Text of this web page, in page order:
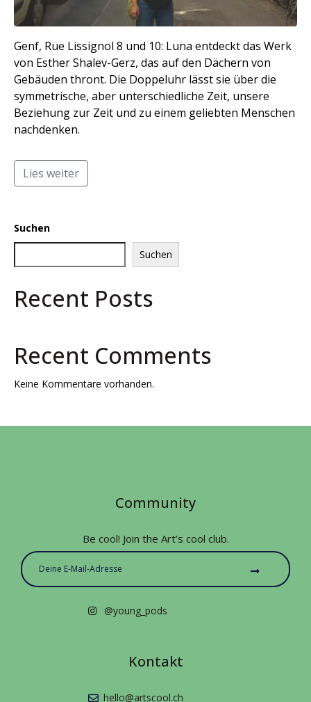
Genf, Rue Lissignol 8 und 10: Luna entdeckt das Werk
von Esther Shalev-Gerz, das auf den Dächern von
Gebäuden thront. Die Doppeluhr lässt sie über die
symmetrische, aber unterschiedliche Zeit, unsere
Beziehung zur Zeit und zu einem geliebten Menschen
nachdenken.
Lies weiter
Suchen
Suchen
Recent Posts
Recent Comments
Keine Kommentare vorhanden.
Community
Be cool! Join the Art’s cool club.
@young_pods
Kontakt
hello@artscool.ch